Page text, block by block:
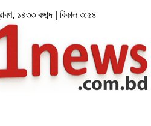
১৪৩৩ বঙ্গাব্দ | বিকাল ৩:৫৪